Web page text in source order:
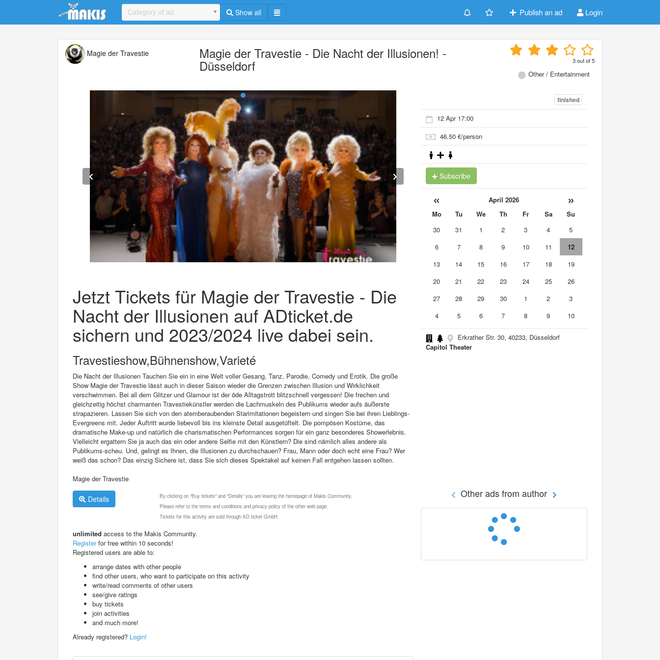
Update cookies preferences
Category of ad Show all Publish an ad Login
Magie der Travestie Magie der Travestie - Die Nacht der Illusionen! -
Düsseldorf 3out of5
Other / Entertainment
Jetzt Tickets für Magie der Travestie - Die
Nacht der Illusionen auf ADticket.de
sichern und 2023/2024 live dabei sein.
Travestieshow,Bühnenshow,Varieté
Die Nacht der Illusionen Tauchen Sie ein in eine Welt voller Gesang, Tanz, Parodie, Comedy und Erotik. Die große
Show Magie der Travestie lässt auch in dieser Saison wieder die Grenzen zwischen Illusion und Wirklichkeit
verschwimmen. Bei all dem Glitzer und Glamour ist der öde Alltagstrott blitzschnell vergessen! Die frechen und
gleichzeitig höchst charmanten Travestiekünstler werden die Lachmuskeln des Publikums wieder aufs äußerste
strapazieren. Lassen Sie sich von den atemberaubenden Starimitationen begeistern und singen Sie bei ihren Lieblings-
Evergreens mit. Jeder Auftritt wurde liebevoll bis ins kleinste Detail ausgetüftelt. Die pompösen Kostüme, das
dramatische Make-up und natürlich die charismatischen Performances sorgen für ein ganz besonderes Showerlebnis.
Vielleicht ergattern Sie ja auch das ein oder andere Selfie mit den Künstlern? Die sind nämlich alles andere als
Publikums-scheu. Und, gelingt es Ihnen, die Illusionen zu durchschauen? Frau, Mann oder doch echt eine Frau? Wer
weiß das schon? Das einzig Sichere ist, dass Sie sich dieses Spektakel auf keinen Fall entgehen lassen sollten.
Magie der Travestie
Details
By clicking on "Buy tickets" and "Details" you are leaving the homepage of Makis Community.
Please refer to the terms and conditions and privacy policy of the other web page.
Tickets for this activity are sold through AD ticket GmbH.
unlimited access to the Makis Community.
Registerfor free within 10 seconds!
Registered users are able to:
arrange dates with other people
find other users, who want to participate on this activity
write/read comments of other users
see/give ratings
buy tickets
join activities
and much more!
Already registered? Login!
finished
12 Apr 17:00
46.50 €/person
Subscribe
« April 2026 »
Mo Tu We Th Fr Sa
Su
30
31 1 2 3 4
5
6
7 8 9 10 11
12
13
14 15 16 17 18
19
20
21 22 23 24 25
26
27
28 29 30 1 2
3
4
5 6 7 8 9 10
Erkrather Str. 30, 40233, Düsseldorf
Capitol Theater
Other ads from author